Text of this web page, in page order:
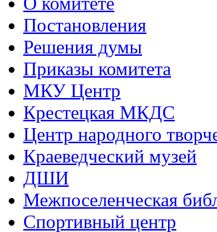
Постановления
Решения думы
Приказы комитета
МКУ Центр
Крестецкая МКДС
Центр народного
Краеведческий музей
ДШИ
Межпоселенческая
Спортивный центр